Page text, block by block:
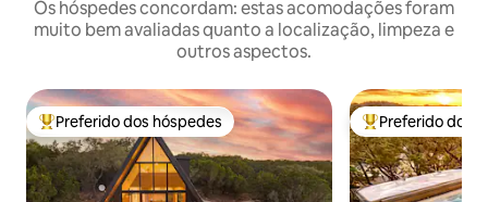
Os hóspedes concordam: estas acomodações foram
muito bem avaliadas quanto a localização, limpeza e
outros aspectos.
Entre os melhores preferidos dos hóspedes
Preferido dos hóspedes Entre os
Preferido dos